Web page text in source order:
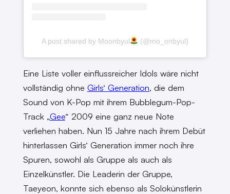
A post shared by Moonbyul (@mo_onbyul)
Eine Liste voller einflussreicher Idols wäre nicht
vollständig ohne Girls‘ Generation, die dem
Sound von K-Pop mit ihrem Bubblegum-Pop-
Track „Gee“ 2009 eine ganz neue Note
verliehen haben. Nun 15 Jahre nach ihrem Debüt
hinterlassen Girls‘ Generation immer noch ihre
Spuren, sowohl als Gruppe als auch als
Einzelkünstler. Die Leaderin der Gruppe,
Taeyeon, konnte sich ebenso als Solokünstlerin